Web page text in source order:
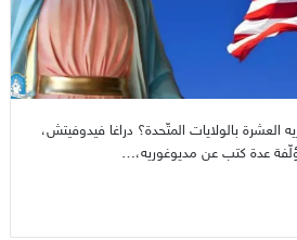
العشرة بالولايات المتّحدة؟ دراغا فيدوفيتش،
عدة كتب عن مديوغوريه،…